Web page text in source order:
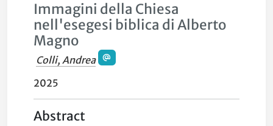
Immagini della Chiesa
nell'esegesi biblica di Alberto
Magno
Colli, Andrea
2025
Abstract